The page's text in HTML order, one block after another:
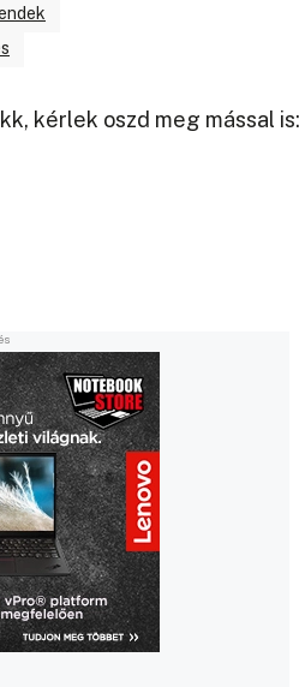
kérlek oszd meg mással is: